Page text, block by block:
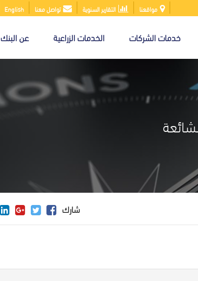
مواقعنا التقارير السنوية تواصل معنا English
خدمات الشركات الخدمات الزراعية عن البنك
شارك